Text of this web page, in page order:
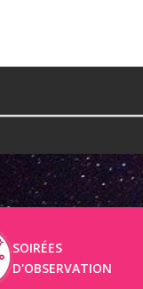
SOIRÉES
D'OBSERVATION